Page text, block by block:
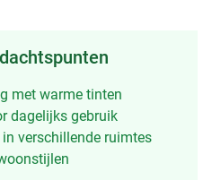
met warme tinten
dagelijks gebruik
verschillende ruimtes